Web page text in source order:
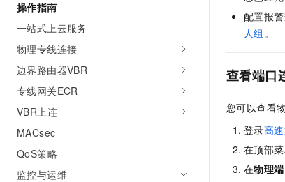
操作指南
一站式上云服务
物理专线连接
边界路由器VBR
专线网关ECR
VBR上连
MACsec
QoS策略
监控与运维
配置报
人组 。
查看端口
您可以查看
登录高
在顶部
在物理